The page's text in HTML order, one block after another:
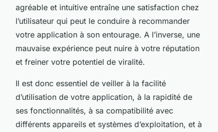
agréable et intuitive entraîne une satisfaction chez
l’utilisateur qui peut le conduire à recommander
votre application à son entourage. A l’inverse, une
mauvaise expérience peut nuire à votre réputation
et freiner votre potentiel de viralité.
Il est donc essentiel de veiller à la facilité
d’utilisation de votre application, à la rapidité de
ses fonctionnalités, à sa compatibilité avec
différents appareils et systèmes d’exploitation, et à